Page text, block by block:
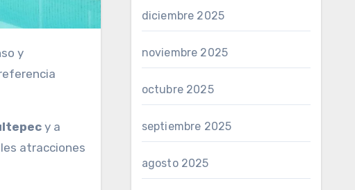
y
y a
atracciones
diciembre 2025
noviembre 2025
octubre 2025
septiembre 2025
agosto 2025